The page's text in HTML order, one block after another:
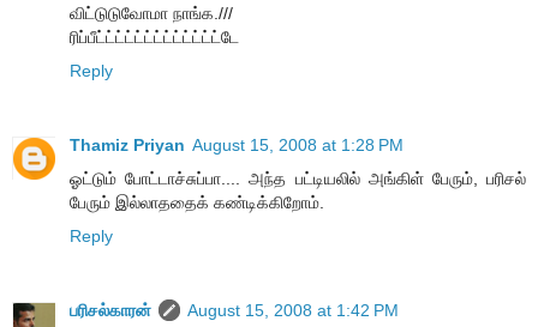
விட்டுடுவோமா நாங்க.///
ரிப்பீட்ட்ட்ட்ட்ட்ட்ட்ட்ட்ட்ட்ட்டே
Reply
Thamiz Priyan August 15, 2008 at 1:28 PM
ஓட்டும் போட்டாச்சுப்பா.... அந்த பட்டியலில் அங்கிள் பேரும், பரிசல்
பேரும் இல்லாததைக் கண்டிக்கிறோம்.
Reply
பரிசல்காரன்
August 15, 2008 at 1:42 PM